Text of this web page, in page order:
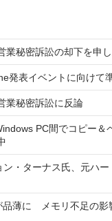
業秘密訴訟の却下を申
発表イベントに向けて
業秘密訴訟に反論
PC間でコピー＆
・ターナス氏、元ハ
品薄に メモリ不足の影